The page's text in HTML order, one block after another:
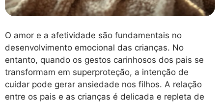
O amor e a afetividade são fundamentais no
desenvolvimento emocional das crianças. No
entanto, quando os gestos carinhosos dos pais se
transformam em superproteção, a intenção de
cuidar pode gerar ansiedade nos filhos. A relação
entre os pais e as crianças é delicada e repleta de